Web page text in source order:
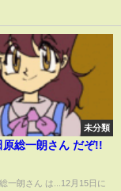
未分類
原総一朗さん だぞ!!
一朗さん は...12月15日に